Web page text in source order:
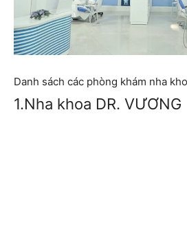
Danh sách các phòng khám nha
1.Nha khoa DR. VƯƠNG